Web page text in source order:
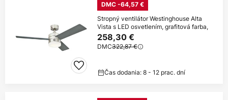
DMC -64,57 €
Stropný ventilátor Westinghouse Alta
Vista s LED osvetlením, grafitová farba,
258,30 €
DMC322,87 €
Čas dodania: 8 - 12 prac. dní